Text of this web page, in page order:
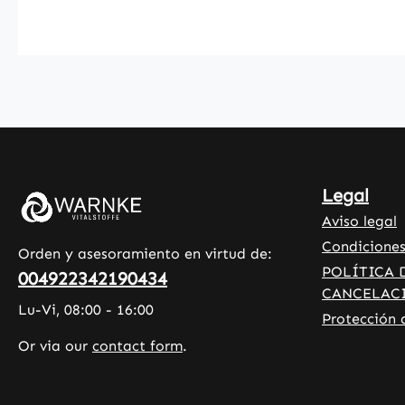
Alemania • Producido conforme a
los estándares HACCP de calidad
e higiene • Sin aditivos ni
colorantes innecesarios Descubra
los beneficios: El magnesio
contribuye al equilibrio
contribuye al metabolismo
Orden y asesoramiento en virtud de:
004922342190434
Lu-Vi, 08:00 - 16:00
Or via our contact form.
Legal
Aviso legal
POLÍTICA
Protección